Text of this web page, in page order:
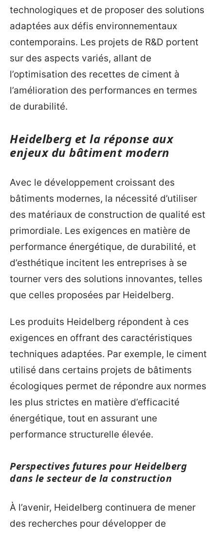
technologiques et de proposer des solutions
adaptées aux défis environnementaux
contemporains. Les projets de R&D portent
sur des aspects variés, allant de
l’optimisation des recettes de ciment à
l’amélioration des performances en termes
de durabilité.
Heidelberg et la réponse aux
enjeux du bâtiment modern
Avec le développement croissant des
bâtiments modernes, la nécessité d’utiliser
des matériaux de construction de qualité est
primordiale. Les exigences en matière de
performance énergétique, de durabilité, et
d’esthétique incitent les entreprises à se
tourner vers des solutions innovantes, telles
que celles proposées par Heidelberg.
Les produits Heidelberg répondent à ces
exigences en offrant des caractéristiques
techniques adaptées. Par exemple, le ciment
utilisé dans certains projets de bâtiments
écologiques permet de répondre aux normes
les plus strictes en matière d’efficacité
énergétique, tout en assurant une
performance structurelle élevée.
Perspectives futures pour Heidelberg
dans le secteur de la construction
À l’avenir, Heidelberg continuera de mener
des recherches pour développer de